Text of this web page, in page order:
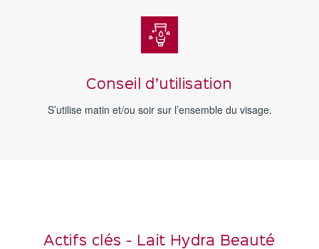
Conseil d’utilisation
S’utilise matin et/ou soir sur l’ensemble du visage.
Actifs clés - Lait Hydra Beauté